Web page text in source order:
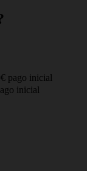
pago inicial
inicial